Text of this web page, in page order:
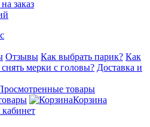
заказ
Отзывы Как выбрать парик? Как
мерки с головы? Доставка и
Корзина